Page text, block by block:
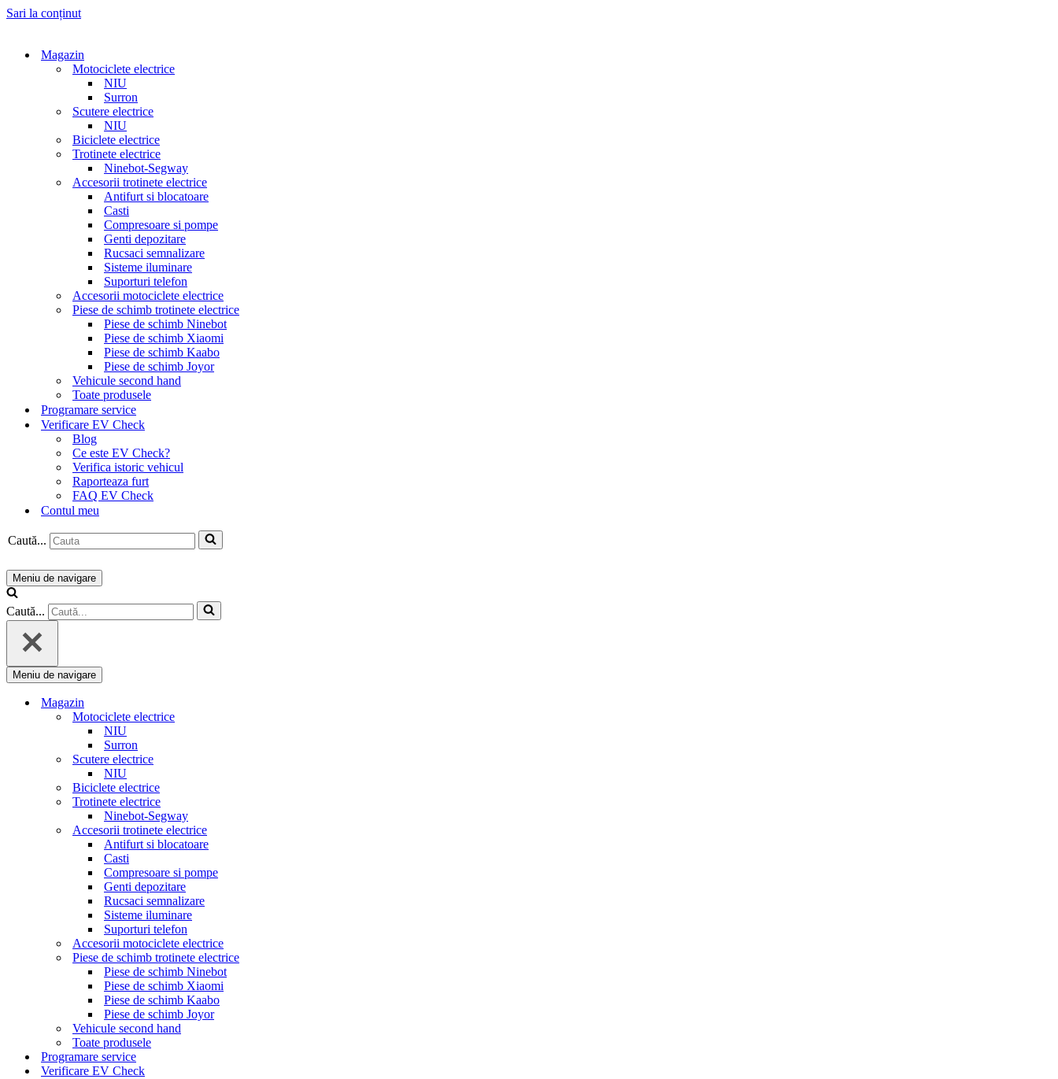
Sari la conținut
Magazin
Motociclete electrice
NIU
Surron
Scutere electrice
NIU
Biciclete electrice
Trotinete electrice
Ninebot-Segway
Accesorii trotinete electrice
Antifurt si blocatoare
Casti
Compresoare si pompe
Genti depozitare
Rucsaci semnalizare
Sisteme iluminare
Suporturi telefon
Accesorii motociclete electrice
Piese de schimb trotinete electrice
Piese de schimb Ninebot
Piese de schimb Xiaomi
Piese de schimb Kaabo
Piese de schimb Joyor
Vehicule second hand
Toate produsele
Programare service
Verificare EV Check
Blog
Ce este EV Check?
Verifica istoric vehicul
Raporteaza furt
FAQ EV Check
Contul meu
Caută...
Meniu de navigare
Caută...
Meniu de navigare
Magazin
Motociclete electrice
NIU
Surron
Scutere electrice
NIU
Biciclete electrice
Trotinete electrice
Ninebot-Segway
Accesorii trotinete electrice
Antifurt si blocatoare
Casti
Compresoare si pompe
Genti depozitare
Rucsaci semnalizare
Sisteme iluminare
Suporturi telefon
Accesorii motociclete electrice
Piese de schimb trotinete electrice
Piese de schimb Ninebot
Piese de schimb Xiaomi
Piese de schimb Kaabo
Piese de schimb Joyor
Vehicule second hand
Toate produsele
Programare service
Verificare EV Check